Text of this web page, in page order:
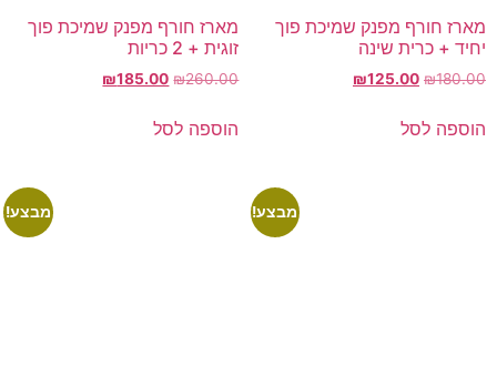
מארז חורף מפנק שמיכת פוך
יחיד + כרית שינה
₪180.00
₪125.00
הוספה לסל
מארז חורף מפנק שמיכת פוך
זוגית + 2 כריות
₪260.00
₪185.00
הוספה לסל
מבצע! מבצע!